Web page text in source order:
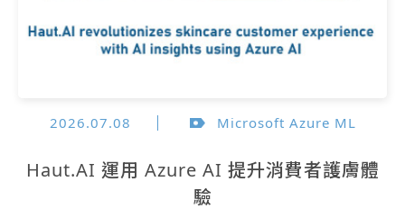
2026.07.08 Microsoft Azure ML
Haut.AI 運用 Azure AI 提升消費者護膚體
驗